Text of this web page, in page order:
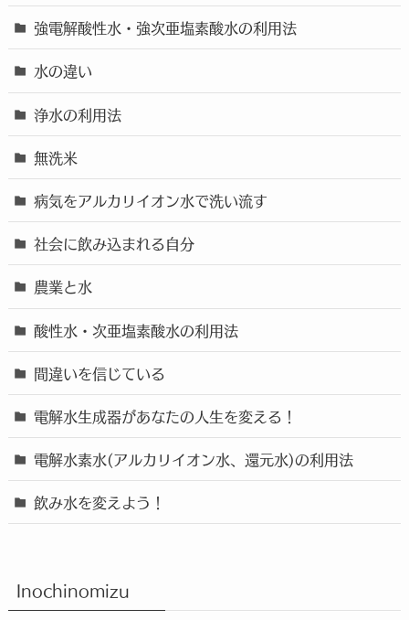
強電解酸性水・強次亜塩素酸水の利用法
水の違い
浄水の利用法
無洗米
病気をアルカリイオン水で洗い流す
社会に飲み込まれる自分
農業と水
酸性水・次亜塩素酸水の利用法
間違いを信じている
電解水生成器があなたの人生を変える！
電解水素水(アルカリイオン水、還元水)の利用法
飲み水を変えよう！
Inochinomizu